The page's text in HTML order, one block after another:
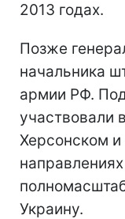
2013 годах.
Позже
начальника
армии РФ.
участвовали
Херсонском
Украину.